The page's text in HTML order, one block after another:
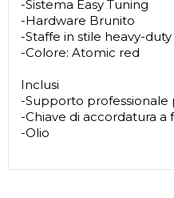
-Sistema Easy Tuning
-Hardware Brunito
-Staffe in stile heavy-duty
-Colore: Atomic red
Inclusi
-Supporto professionale
-Chiave di accordatura a
-Olio